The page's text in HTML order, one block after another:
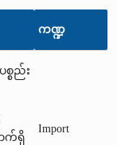
ကဏ္ဍ
စည်း
ာက်ရှိ
Import